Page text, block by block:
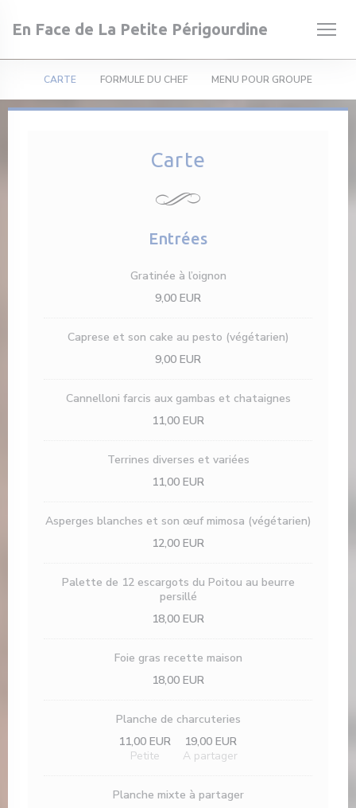
En Face de La Petite Périgourdine
Carte
Entrées
Gratinée à l’oignon
9,00 EUR
Caprese et son cake au pesto (végétarien)
9,00 EUR
Cannelloni farcis aux gambas et chataignes
11,00 EUR
Terrines diverses et variées
11,00 EUR
Asperges blanches et son œuf mimosa (végétarien)
12,00 EUR
Palette de 12 escargots du Poitou au beurre
persillé
18,00 EUR
Foie gras recette maison
18,00 EUR
Planche de charcuteries
11,00 EUR
Petite
19,00 EUR
A partager
Planche mixte à partager
CARTE FORMULE DU CHEF MENU POUR GROUPE